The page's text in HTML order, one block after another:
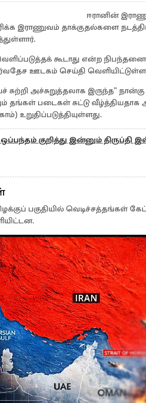
ஈரானின்
இராணுவம் தாக்குதல்களை
கூடாது என்ற
ஊடகம் செய்தி
அச்சுறுத்தலாக இருந்த" நான்கு
தங்கள் படைகள் சுட்டு வீழ்த்தியதாக
உறுதிப்படுத்தியுள்ளது.
குறித்து இன்னும் திருப்தி
பகுதியில் வெடிச்சத்தங்கள்